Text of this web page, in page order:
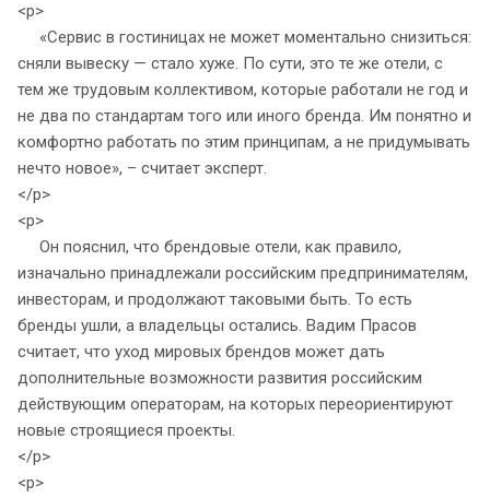
<p>
«Сервис в гостиницах не может моментально снизиться:
сняли вывеску — стало хуже. По сути, это те же отели, с
тем же трудовым коллективом, которые работали не год и
не два по стандартам того или иного бренда. Им понятно и
комфортно работать по этим принципам, а не придумывать
нечто новое», – считает эксперт.
</p>
<p>
Он пояснил, что брендовые отели, как правило,
изначально принадлежали российским предпринимателям,
инвесторам, и продолжают таковыми быть. То есть
бренды ушли, а владельцы остались. Вадим Прасов
считает, что уход мировых брендов может дать
дополнительные возможности развития российским
действующим операторам, на которых переориентируют
новые строящиеся проекты.
</p>
<p>